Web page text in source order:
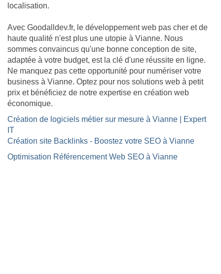
localisation.
Avec Goodalldev.fr, le développement web pas cher et de
haute qualité n'est plus une utopie à Vianne. Nous
sommes convaincus qu'une bonne conception de site,
adaptée à votre budget, est la clé d'une réussite en ligne.
Ne manquez pas cette opportunité pour numériser votre
business à Vianne. Optez pour nos solutions web à petit
prix et bénéficiez de notre expertise en création web
économique.
Création de logiciels métier sur mesure à Vianne | Expert
IT
Création site Backlinks - Boostez votre SEO à Vianne
Optimisation Référencement Web SEO à Vianne